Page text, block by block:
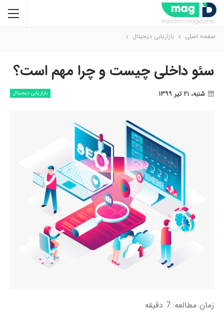
صفحه اصلی بازاریابی دیجیتال
سئو داخلی چیست و چرا مهم است؟
بازاریابی دیجیتال شنبه، ۲۱ تیر ۱۳۹۹
زمان مطالعه: 7 دقیقه